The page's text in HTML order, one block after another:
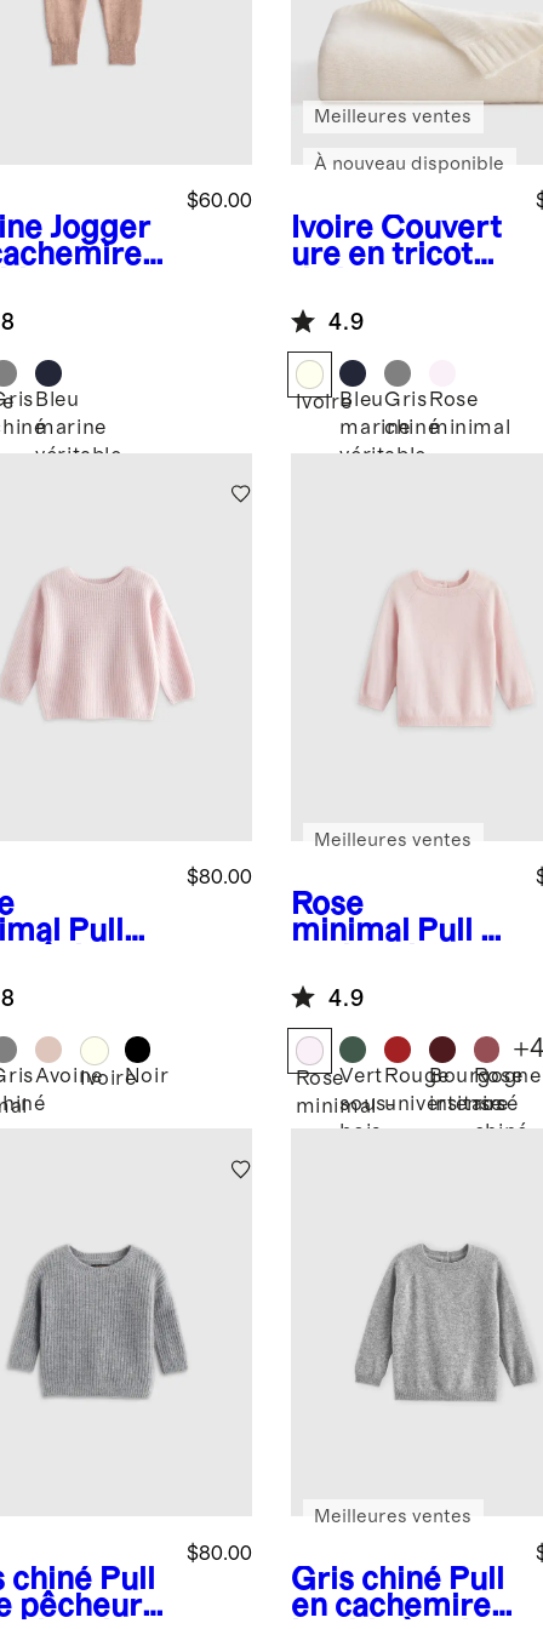
Jogger
$60.00
Bleu
marine
véritable
Ivoire Couvert
ure en tricot
cachemire de
Mongolie pour
bébé
Meilleures ventes
À nouveau disponible
4.9
IvoireBleu
marine
véritable
Gris
chiné
Rose
minimal
Pull
$80.00
AvoineIvoireNoir
Rose
minimal
Pull en
lavable à col
rond
Meilleures ventes
4.9
Rose
minimal
Vert
sous-
bois
Rouge
universitaire
Bourgogne
intense
Rose
rosé
chiné
+
chiné Pull
pêcheur
$80.00
Gris chiné Pull
en cachemire
Meilleures ventes